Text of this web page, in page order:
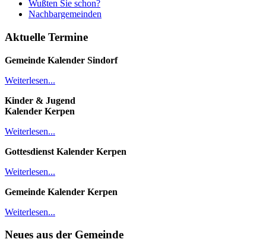
Wußten Sie schon?
Nachbargemeinden
Aktuelle Termine
Gemeinde Kalender Sindorf
Weiterlesen...
Kinder & Jugend
Kalender Kerpen
Weiterlesen...
Gottesdienst Kalender Kerpen
Weiterlesen...
Gemeinde Kalender Kerpen
Weiterlesen...
Neues aus der Gemeinde